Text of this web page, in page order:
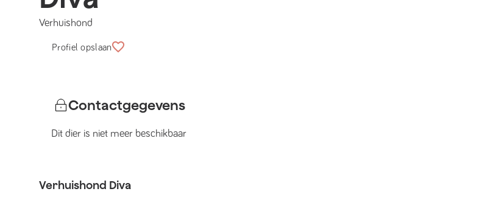
Verhuishond
Profiel opslaan
Contactgegevens
Dit dier is niet meer beschikbaar
Verhuishond Diva